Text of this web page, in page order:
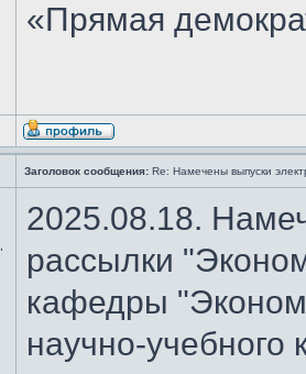
«Прямая
Заголовок сообщения: Re: Намечены выпуски
2025.08.18.
рассылки
кафедры
научно-